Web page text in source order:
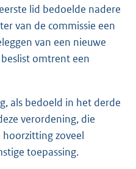
lid bedoelde nadere
van de commissie een
van een nieuwe
omtrent een
als bedoeld in het derde
verordening, die
zoveel
toepassing.